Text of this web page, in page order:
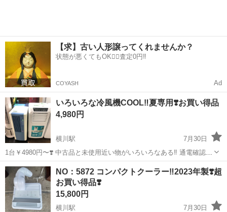
【求】古い人形譲ってくれませんか？
状態が悪くてもOK🙆‍♀️査定0円‼️
COYASH Ad
いろいろな冷風機COOL‼️夏専用❣️お買い得品
4,980円
横川駅
7月30日
1台￥4980円〜❣️ 中古品と未使用近い物がいろいろなある‼️ 通電確認済
写真を写っている価格になるから、ご了承の程お願い致します。‼️ 店
頭にも同時販売しているため、無くなる可能性があることをご了承の
上よろしくお願い...
広島 広島市 季節、空調家電
NO：5872 コンパクトクーラー‼️2023年製❣️超
お買い得品❣️
15,800円
横川駅
7月30日